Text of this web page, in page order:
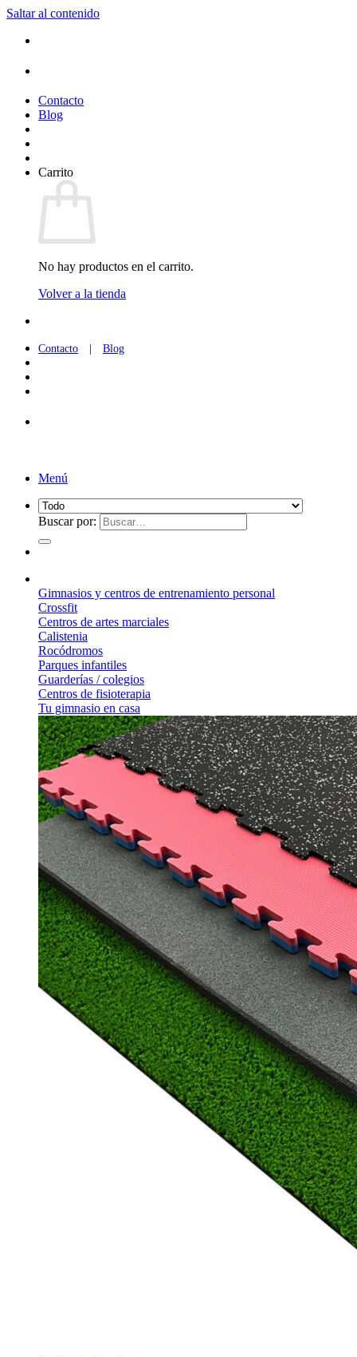
Saltar al contenido
Contacto
Blog
Carrito
No hay productos en el carrito.
Volver a la tienda
Contacto Blog
Menú
Buscar por:
Gimnasios y centros de entrenamiento personal
Crossfit
Centros de artes marciales
Calistenia
Rocódromos
Parques infantiles
Guarderías / colegios
Centros de fisioterapia
Tu gimnasio en casa